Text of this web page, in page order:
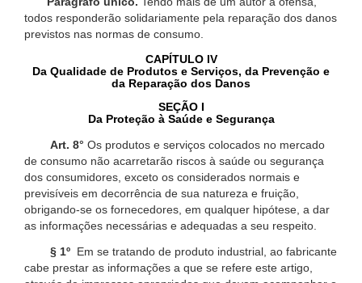
todos responderão solidariamente pela reparação dos danos
previstos nas normas de consumo.
CAPÍTULO IV
Da Qualidade de Produtos e Serviços, da Prevenção e
da Reparação dos Danos
SEÇÃO I
Da Proteção à Saúde e Segurança
Art. 8° Os produtos e serviços colocados no mercado
de consumo não acarretarão riscos à saúde ou segurança
dos consumidores, exceto os considerados normais e
previsíveis em decorrência de sua natureza e fruição,
obrigando-se os fornecedores, em qualquer hipótese, a dar
as informações necessárias e adequadas a seu respeito.
§ 1º Em se tratando de produto industrial, ao fabricante
cabe prestar as informações a que se refere este artigo,